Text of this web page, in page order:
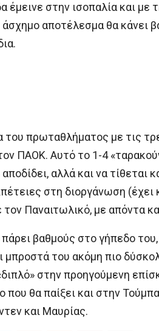
στην ισοπαλία και με
αποτέλεσμα θα κάνει
πρωταθλήματος με τις
ΠΑΟΚ. Αυτό το 1-4
αλλά και να
στη διοργάνωση (έχει
Παναιτωλικό, με απόντα
βαθμούς στο γήπεδο
του ακόμη πιο
στην προηγούμενη
που θα παίξει και στην
και Μαυρίας.